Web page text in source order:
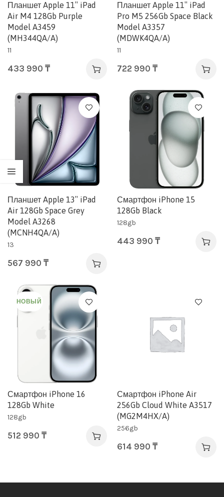
Планшет Apple 11″ iPad
Air M4 128Gb Purple
Model A3459
(MH344QA/A)
11
433 990 ₸
Планшет Apple 11″ iPad
Pro M5 256Gb Space Black
Model A3357
(MDWK4QA/A)
11
722 990 ₸
Планшет Apple 13″ iPad
Air 128Gb Space Grey
Model A3268
(MCNH4QA/A)
13
567 990 ₸
Смартфон iPhone 15
128Gb Black
128gb
443 990 ₸
НОВЫЙ
Смартфон iPhone 16
128Gb White
128gb
512 990 ₸
Смартфон iPhone Air
256Gb Cloud White A3517
(MG2M4HX/A)
256gb
614 990 ₸